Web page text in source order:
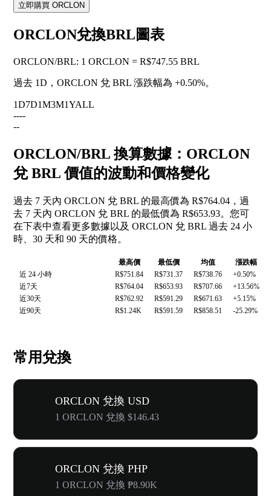
立即購買 ORCLON
ORCLON兌換BRL圖表
ORCLON/BRL: 1 ORCLON = R$747.55 BRL
過去 1D，ORCLON 兌 BRL 漲跌幅為 +0.50%。
1D7D1M3M1YALL
----
--
ORCLON/BRL 換算數據：ORCLON
兌 BRL 價值的波動和價格變化
過去 7 天內 ORCLON 兌 BRL 的最高價為 R$764.04，過
去 7 天內 ORCLON 兌 BRL 的最低價為 R$653.93。您可
在下表中查看更多數據以及 ORCLON 兌 BRL 過去 24 小
時、30 天和 90 天的價格。
最高價 最低價 均值
漲跌幅
近 24 小時
R$751.84 R$731.37 R$738.76
+0.50%
近7天
R$764.04 R$653.93 R$707.66
+13.56%
近30天
R$762.92 R$591.29 R$671.63
+5.15%
近90天
R$1.24K R$591.59 R$858.51 -25.29%
常用兌換
ORCLON 兌換 USD
1 ORCLON 兌換 $146.43
ORCLON 兌換 PHP
1 ORCLON 兌換 ₱8.90K